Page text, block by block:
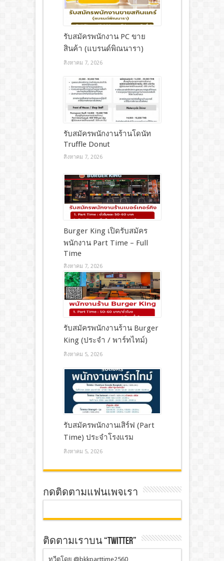
รับสมัครพนักงาน PC ขาย
สินค้า (แบรนด์พิณนารา)
สิงหาคม 7, 2026
รับสมัครพนักงานร้านโดนัท
Truffle Donut
สิงหาคม 7, 2026
Burger King เปิดรับสมัคร
พนักงาน Part Time – Full
Time
สิงหาคม 7, 2026
รับสมัครพนักงานร้าน Burger
King (ประจำ / พาร์ทไทม์)
สิงหาคม 5, 2026
รับสมัครพนักงานเสิร์ฟ (Part
Time) ประจำโรงแรม
สิงหาคม 5, 2026
กดติดตามแฟนเพจเรา
ติดตามเราบน “TWITTER”
ทวีตโดย @bkkparttime2560